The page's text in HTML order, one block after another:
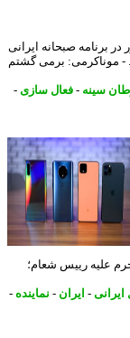
صبحانه ایرانی
برمی گشتم
-فعال سازی-
رییس شعام؛
- ایران - نماینده-